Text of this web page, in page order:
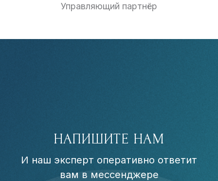
Управляющий партнёр
НАПИШИТЕ НАМ
И наш эксперт оперативно ответит
вам в мессенджере